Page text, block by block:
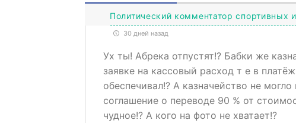
Политический комментатор спортивных
30 дней назад
Ух ты! Абрека отпустят!? Бабки же
заявке на кассовый расход т е в
обеспечивал!? А казначейство не
соглашение о переводе 90 % от
чудное!? А кого на фото не хватает!?